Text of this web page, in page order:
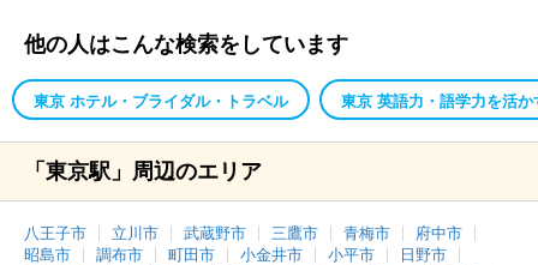
他の人はこんな検索をしています
東京 ホテル・ブライダル・トラベル 東京 英語力・語学力を活か
「東京駅」周辺のエリア
八王子市 立川市 武蔵野市 三鷹市 青梅市
府中市
昭島市
調布市 町田市 小金井市 小平市
日野市